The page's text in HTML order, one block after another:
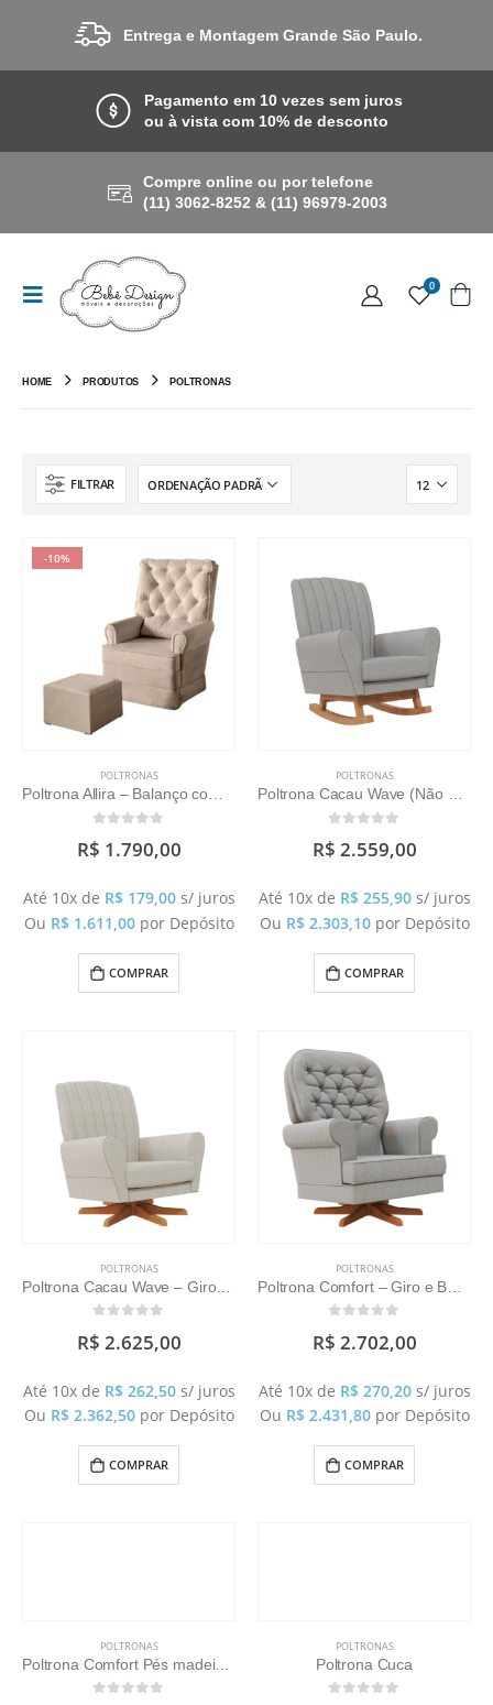
Entrega e Montagem Grande São Paulo.
Pagamento em 10 vezes sem juros
ou à vista com 10% de desconto
Compre online ou por telefone
(11) 3062-8252 & (11) 96979-2003
0
HOME PRODUTOS POLTRONAS
FILTRAR
-10%
POLTRONAS
Poltrona Allira – Balanço com Puff (Tecido a Definir)
R$ 1.790,00
Até 10x de R$179,00 s/ juros
Ou R$1.611,00 por Depósito
COMPRAR
POLTRONAS
Poltrona Cacau Wave (Não acompanha puff)
R$ 2.559,00
Até 10x de R$255,90 s/ juros
Ou R$2.303,10 por Depósito
COMPRAR
POLTRONAS
R$ 2.625,00
Até 10x de R$262,50 s/ juros
Ou R$2.362,50 por Depósito
COMPRAR
POLTRONAS
R$ 2.702,00
Até 10x de R$270,20 s/ juros
Ou R$2.431,80 por Depósito
COMPRAR
POLTRONAS
Poltrona Comfort Pés madeira ( não acompanha puff)
POLTRONAS
Poltrona Cuca